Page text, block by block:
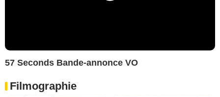
57 Seconds Bande-annonce VO
Filmographie